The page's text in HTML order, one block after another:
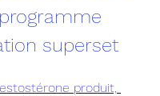
superset
produit,